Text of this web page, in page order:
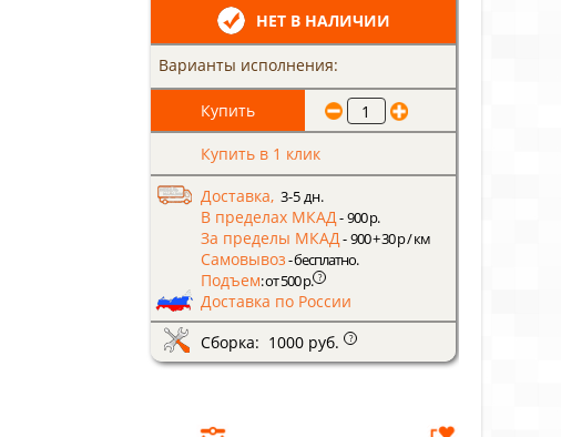
НЕТ В НАЛИЧИИ
Варианты исполнения:
Купить в 1 клик
Доставка, 3-5 дн.
В пределах МКАД- 900 р.
За пределы МКАД- 900 + 30 р / км
Самовывоз- бесплатно.
Подъем: от 500 р. ?
Доставка по России
Сборка: 1000 руб.
?